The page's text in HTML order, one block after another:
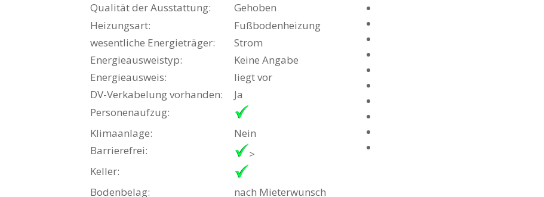
Qualität der Ausstattung:
Gehoben
Heizungsart:
Fußbodenheizung
wesentliche Energieträger:
Strom
Energieausweistyp:
Keine Angabe
Energieausweis:
liegt vor
DV-Verkabelung vorhanden:
Ja
Personenaufzug:
Klimaanlage:
Nein
Barrierefrei:
>
Keller:
Bodenbelag:
nach Mieterwunsch